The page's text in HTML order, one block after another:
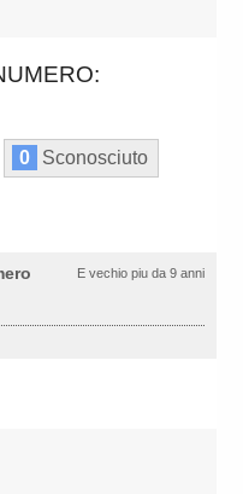
0 Sconosciuto
E vechio piu da 9 anni